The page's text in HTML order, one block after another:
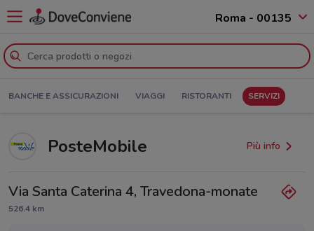
Roma - 00135
BANCHE E ASSICURAZIONI VIAGGI RISTORANTI SERVIZI
PosteMobile Più info
Via Santa Caterina 4, Travedona-monate
526.4 km